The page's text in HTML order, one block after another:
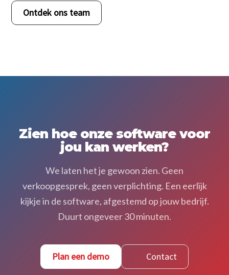
Ontdek ons team
Zien hoe onze software voor
jou kan werken?
We laten het je gewoon zien. Geen
verkoopgesprek, geen verplichting. Een eerlijk
kijkje in de software, afgestemd op jouw bedrijf.
Duurt ongeveer 30 minuten.
Plan een demo Contact